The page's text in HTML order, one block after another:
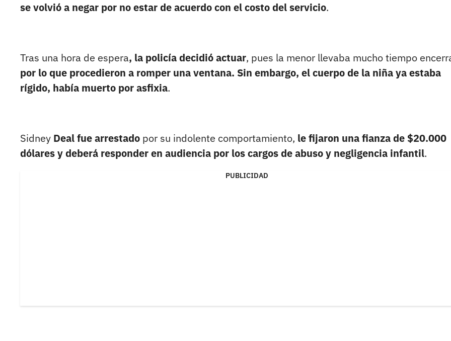
se volvió a negar por no estar de acuerdo con el costo del servicio.
Tras una hora de espera, la policía decidió actuar, pues la menor llevaba mucho tiempo
por lo que procedieron a romper una ventana. Sin embargo, el cuerpo de la niña ya estaba
rígido, había muerto por asfixia.
Sidney Deal fue arrestado por su indolente comportamiento, le fijaron una fianza de $20.000
dólares y deberá responder en audiencia por los cargos de abuso y negligencia infantil.
PUBLICIDAD